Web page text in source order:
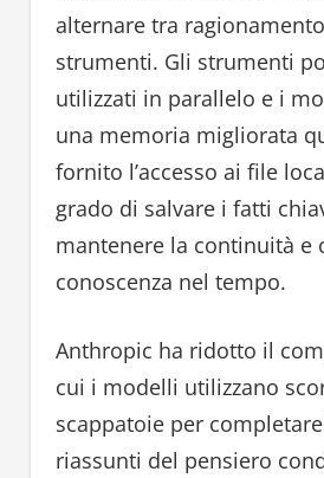
alternare tra
strumenti. Gli strumenti
utilizzati in parallelo e i
una memoria migliorata
fornito l’accesso ai file
grado di salvare i fatti
mantenere la continuità e
conoscenza nel tempo.
Anthropic ha ridotto il
cui i modelli utilizzano
scappatoie per
riassunti del pensiero